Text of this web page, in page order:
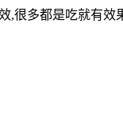
,很多都是吃就有